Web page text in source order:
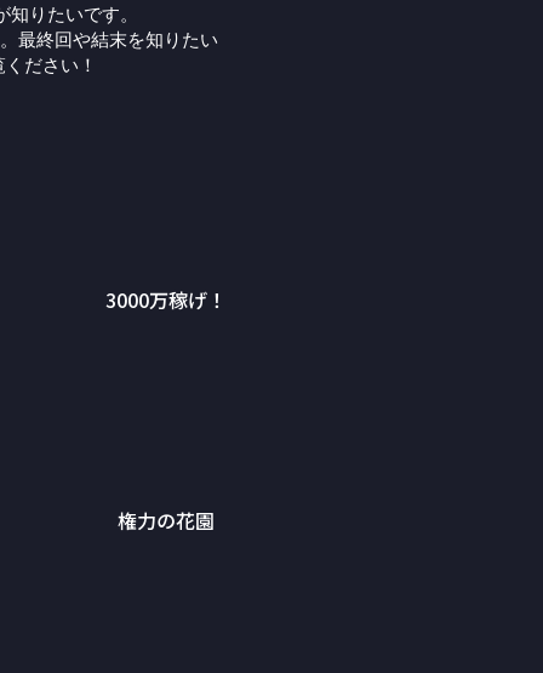
りたいです。
最終回や結末を知りたい
ださい！
3000万稼げ！
権力の花園